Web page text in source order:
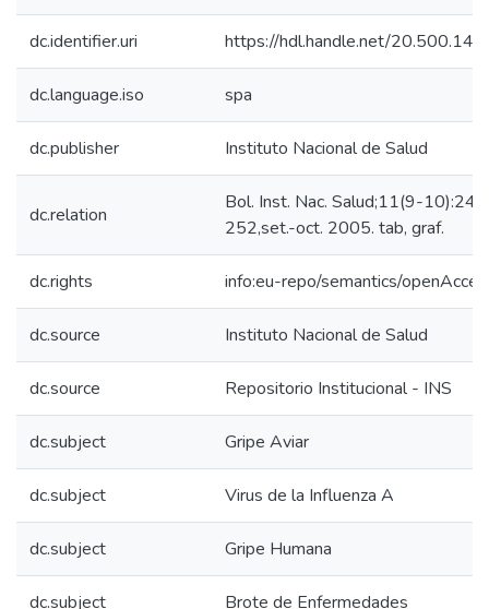
dc.identifier.uri https://hdl.handle.net/
dc.language.iso spa
dc.publisher Instituto Nacional de Salud
dc.relation
Bol. Inst. Nac. Salud;11(9-
252,set.-oct. 2005. tab, graf.
dc.rights info:eu-repo/semantics/
dc.source Instituto Nacional de Salud
dc.source Repositorio Institucional - INS
dc.subject Gripe Aviar
dc.subject Virus de la Influenza A
dc.subject Gripe Humana
dc.subject Brote de Enfermedades